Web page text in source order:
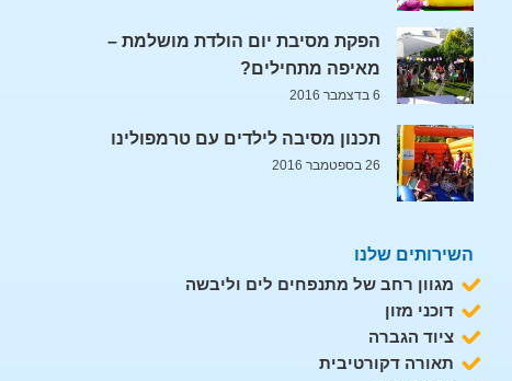
הפקת מסיבת יום הולדת מושלמת –
מאיפה מתחילים?
6 בדצמבר 2016
תכנון מסיבה לילדים עם טרמפולינו
26 בספטמבר 2016
השירותים שלנו
מגוון רחב של מתנפחים לים וליבשה
דוכני מזון
ציוד הגברה
תאורה דקורטיבית